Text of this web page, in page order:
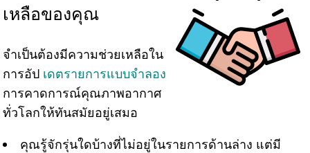
เหลือของคุณ
จำเป็นต้องมีความช่วยเหลือใน
การอัป เดตรายการแบบจำลอง
การคาดการณ์คุณภาพอากาศ
ทั่วโลกให้ทันสมัยอยู่เสมอ
คุณรู้จักรุ่นใดบ้างที่ไม่อยู่ในรายการด้านล่าง แต่มี